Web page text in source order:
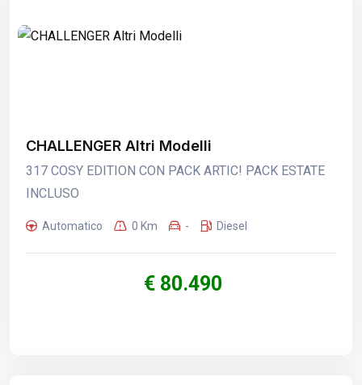
CHALLENGER Altri Modelli
317 COSY EDITION CON PACK ARTIC! PACK ESTATE
INCLUSO
Automatico 0 Km - Diesel
€ 80.490